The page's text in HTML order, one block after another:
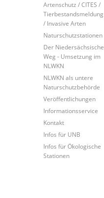
Artenschutz / CITES /
Tierbestandsmeldung
/ Invasive Arten
Naturschutzstationen
Der Niedersächsische
Weg - Umsetzung im
NLWKN
NLWKN als untere
Naturschutzbehörde
Veröffentlichungen
Informationsservice
Kontakt
Infos für UNB
Infos für Ökologische
Stationen